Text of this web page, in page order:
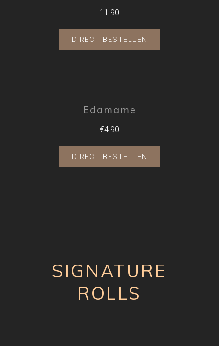
11.90
DIRECT BESTELLEN
Edamame
€4.90
DIRECT BESTELLEN
SIGNATURE
ROLLS